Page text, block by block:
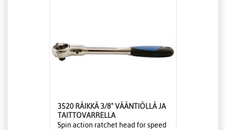
3520 RÄIKKÄ 3/8" VÄÄNTIÖLLÄ JA
TAITTOVARRELLA
Spin action ratchet head for speed